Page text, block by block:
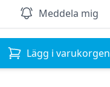
Meddela mig
Lägg i varukorgen